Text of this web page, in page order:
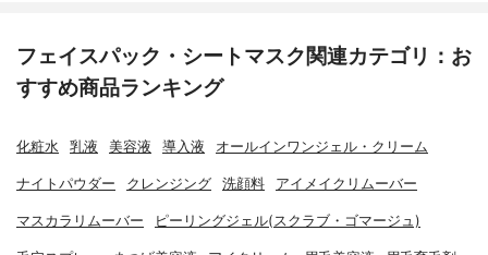
フェイスパック・シートマスク関連カテゴリ：お
すすめ商品ランキング
化粧水 乳液 美容液 導入液 オールインワンジェル・クリーム
ナイトパウダー クレンジング 洗顔料 アイメイクリムーバー
マスカラリムーバー ピーリングジェル(スクラブ・ゴマージュ)